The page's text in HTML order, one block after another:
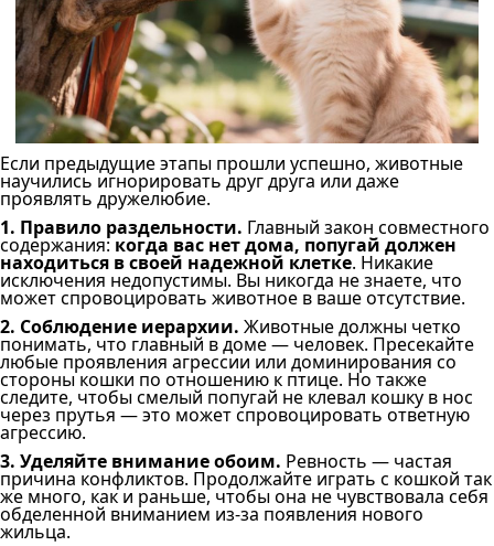
Если предыдущие этапы прошли успешно, животные
научились игнорировать друг друга или даже
проявлять дружелюбие.
1. Правило раздельности. Главный закон совместного
содержания: когда вас нет дома, попугай должен
находиться в своей надежной клетке. Никакие
исключения недопустимы. Вы никогда не знаете, что
может спровоцировать животное в ваше отсутствие.
2. Соблюдение иерархии. Животные должны четко
понимать, что главный в доме — человек. Пресекайте
любые проявления агрессии или доминирования со
стороны кошки по отношению к птице. Но также
следите, чтобы смелый попугай не клевал кошку в нос
через прутья — это может спровоцировать ответную
агрессию.
3. Уделяйте внимание обоим. Ревность — частая
причина конфликтов. Продолжайте играть с кошкой так
же много, как и раньше, чтобы она не чувствовала себя
обделенной вниманием из-за появления нового
жильца.